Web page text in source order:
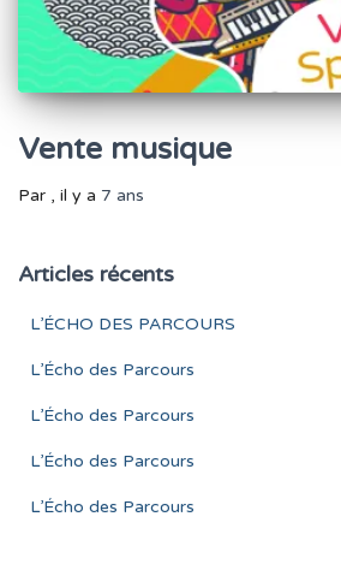
Vente musique
Par , il y a 7 ans
Articles récents
L’ÉCHO DES PARCOURS
L’Écho des Parcours
L’Écho des Parcours
L’Écho des Parcours
L’Écho des Parcours